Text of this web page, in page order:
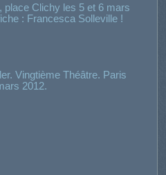
place Clichy les 5 et 6 mars
: Francesca Solleville !
Vingtième Théâtre. Paris
2012.